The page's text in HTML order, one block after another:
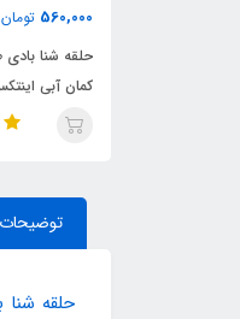
350,000 تومان
حلقه شنا
وی طرح زنبور قطر
توضیحات
حلقه شنا